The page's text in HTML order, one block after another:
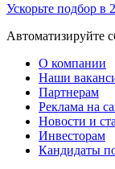
Ускорьте подбор в
Автоматизируйте
О компании
Наши
Партнерам
Реклама на
Новости и
Инвесторам
Кандидаты